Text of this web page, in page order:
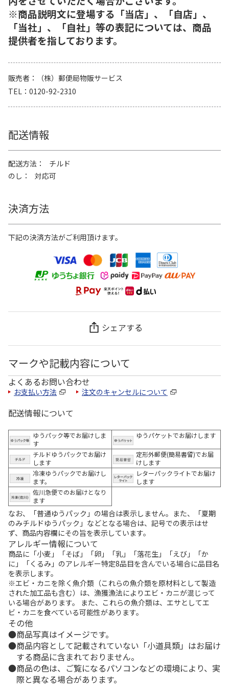
※商品説明文に登場する「当店」、「自店」、
「当社」、「自社」等の表記については、商品
提供者を指しております。
販売者
（株）郵便局物販サービス
TEL
0120-92-2310
配送情報
配送方法
チルド
のし
対応可
決済方法
下記の決済方法がご利用頂けます。
シェアする
マークや記載内容について
よくあるお問い合わせ
お支払い方法 注文のキャンセルについて
配送情報について
ゆうパック等でお届けしま
す
ゆうパケットでお届けします
チルドゆうパックでお届け
します
定形外郵便(簡易書留)でお届
けします
冷凍ゆうパックでお届けし
ます。
レターパックライトでお届け
します
佐川急便でのお届けとなり
ます
なお、「普通ゆうパック」の場合は表示しません。また、「夏期
のみチルドゆうパック」などとなる場合は、記号での表示はせ
ず、商品内容欄にその旨を表示しています。
アレルギー情報について
商品に「小麦」「そば」「卵」「乳」「落花生」「えび」「か
に」「くるみ」のアレルギー特定8品目を含んでいる場合に品目名
を表示します。
※エビ・カニを除く魚介類（これらの魚介類を原材料として製造
された加工品も含む）は、漁獲漁法によりエビ・カニが混じって
いる場合があります。 また、これらの魚介類は、エサとしてエ
ビ・カニを食べている可能性があります。
その他
商品写真はイメージです。
商品内容として記載されていない「小道具類」はお届け
する商品に含まれておりません。
商品の色は、ご覧になるパソコンなどの環境により、実
際と異なる場合があります。